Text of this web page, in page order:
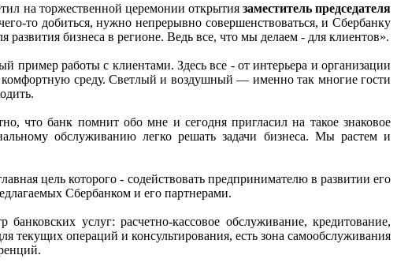
на торжественной церемонии открытия заместитель председателя
то добиться, нужно непрерывно совершенствоваться, и Сбербанку
бизнеса в регионе. Ведь все, что мы делаем - для клиентов».
пример работы с клиентами. Здесь все - от интерьера и организации
комфортную среду. Светлый и воздушный — именно так многие гости
что банк помнит обо мне и сегодня пригласил на такое знаковое
обслуживанию легко решать задачи бизнеса. Мы растем и
цель которого - содействовать предпринимателю в развитии его
Сбербанком и его партнерами.
услуг: расчетно-кассовое обслуживание, кредитование,
операций и консультирования, есть зона самообслуживания